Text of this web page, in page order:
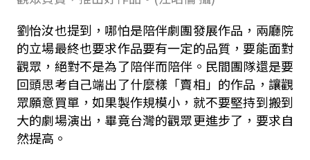
劉怡汝也提到，哪怕是陪伴劇團發展作品，兩廳院
的立場最終也要求作品要有一定的品質，要能面對
觀眾，絕對不是為了陪伴而陪伴。民間團隊還是要
回頭思考自己端出了什麼樣「賣相」的作品，讓觀
眾願意買單，如果製作規模小，就不要堅持到搬到
大的劇場演出，畢竟台灣的觀眾更進步了，要求自
然提高。